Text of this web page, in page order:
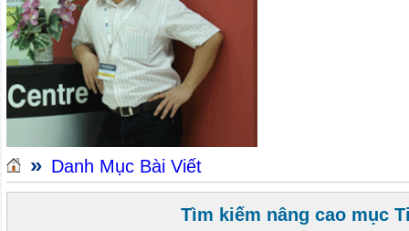
» Danh Mục Bài Viết
Tìm kiếm nâng cao mục